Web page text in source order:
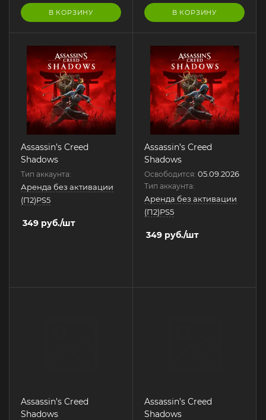
В КОРЗИНУ В КОРЗИНУ
Assassin’s Creed
Shadows
Тип аккаунта:
Аренда без активации
(П2)PS5
349 руб./шт
Assassin’s Creed
Shadows
Освободится: 05.09.2026
Тип аккаунта:
Аренда без активации
(П2)PS5
349 руб./шт
Assassin’s Creed
Shadows
Assassin’s Creed
Shadows